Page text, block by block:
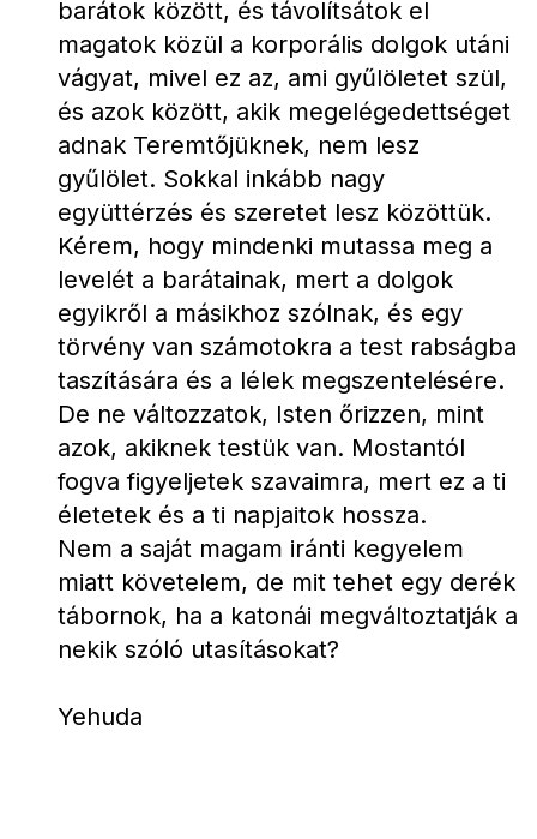
barátok között, és távolítsátok el
magatok közül a korporális dolgok utáni
vágyat, mivel ez az, ami gyűlöletet szül,
és azok között, akik megelégedettséget
adnak Teremtőjüknek, nem lesz
gyűlölet. Sokkal inkább nagy
együttérzés és szeretet lesz közöttük.
Kérem, hogy mindenki mutassa meg a
levelét a barátainak, mert a dolgok
egyikről a másikhoz szólnak, és egy
törvény van számotokra a test rabságba
taszítására és a lélek megszentelésére.
De ne változzatok, Isten őrizzen, mint
azok, akiknek testük van. Mostantól
fogva figyeljetek szavaimra, mert ez a ti
életetek és a ti napjaitok hossza.
Nem a saját magam iránti kegyelem
miatt követelem, de mit tehet egy derék
tábornok, ha a katonái megváltoztatják a
nekik szóló utasításokat?
Yehuda